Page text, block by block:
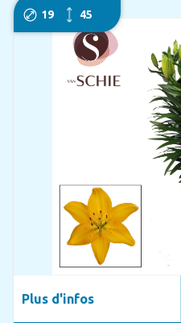
19 45
Plus d'infos